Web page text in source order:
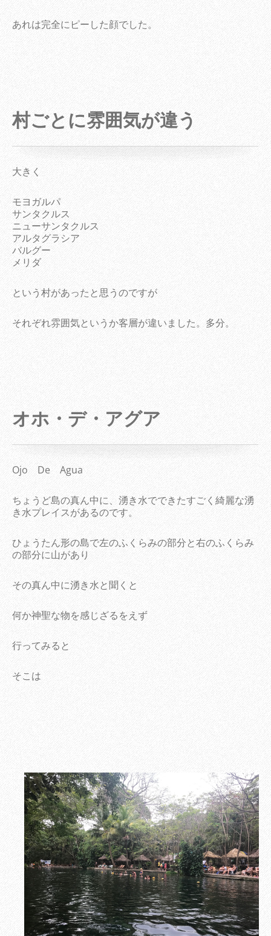
あれは完全にピーした顔でした。
村ごとに雰囲気が違う
大きく
モヨガルパ
サンタクルス
ニューサンタクルス
アルタグラシア
バルグー
メリダ
という村があったと思うのですが
それぞれ雰囲気というか客層が違いました。多分。
オホ・デ・アグア
Ojo De Agua
ちょうど島の真ん中に、湧き水でできたすごく綺麗な湧
き水プレイスがあるのです。
ひょうたん形の島で左のふくらみの部分と右のふくらみ
の部分に山があり
その真ん中に湧き水と聞くと
何か神聖な物を感じざるをえず
行ってみると
そこは